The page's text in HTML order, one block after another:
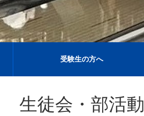
受験生の方へ
生徒会・部活動